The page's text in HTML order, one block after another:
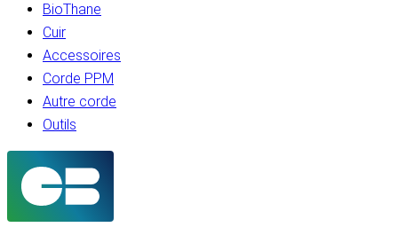
BioThane
Cuir
Accessoires
Corde PPM
Autre corde
Outils